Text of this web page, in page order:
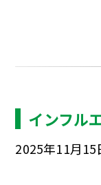
インフル
2025年11月15